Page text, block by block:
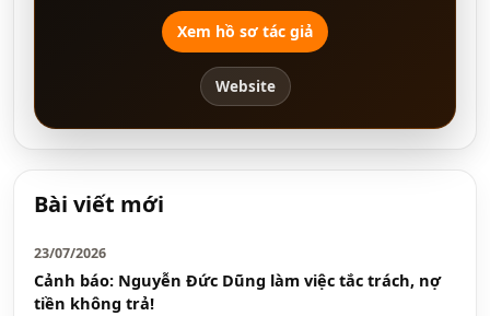
Xem hồ sơ tác giả
Website
Bài viết mới
23/07/2026
Cảnh báo: Nguyễn Đức Dũng làm việc tắc trách, nợ
tiền không trả!